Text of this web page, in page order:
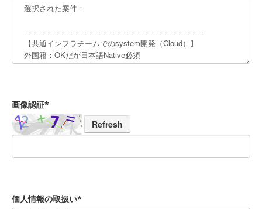
画像認証*
Refresh
個人情報の取扱い*